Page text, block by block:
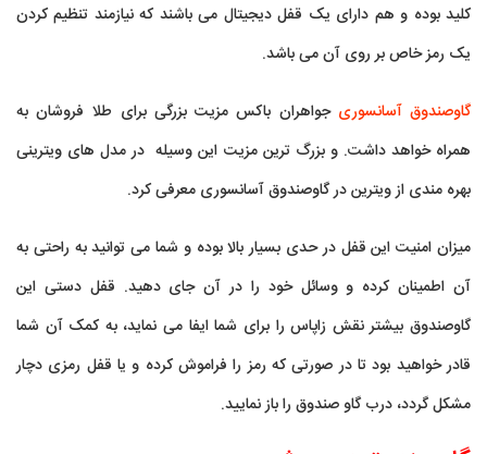
کلید بوده و هم دارای یک قفل دیجیتال می باشند که نیازمند تنظیم کردن
یک رمز خاص بر روی آن می باشد.
گاوصندوق آسانسوری جواهران باکس مزیت بزرگی برای طلا فروشان به
همراه خواهد داشت. و بزرگ ترین مزیت این وسیله در مدل های ویترینی
بهره مندی از ویترین در گاوصندوق آسانسوری معرفی کرد.
میزان امنیت این قفل در حدی بسیار بالا بوده و شما می توانید به راحتی به
آن اطمینان کرده و وسائل خود را در آن جای دهید. قفل دستی این
گاوصندوق بیشتر نقش زاپاس را برای شما ایفا می نماید، به کمک آن شما
قادر خواهید بود تا در صورتی که رمز را فراموش کرده و یا قفل رمزی دچار
مشکل گردد، درب گاو صندوق را باز نمایید.